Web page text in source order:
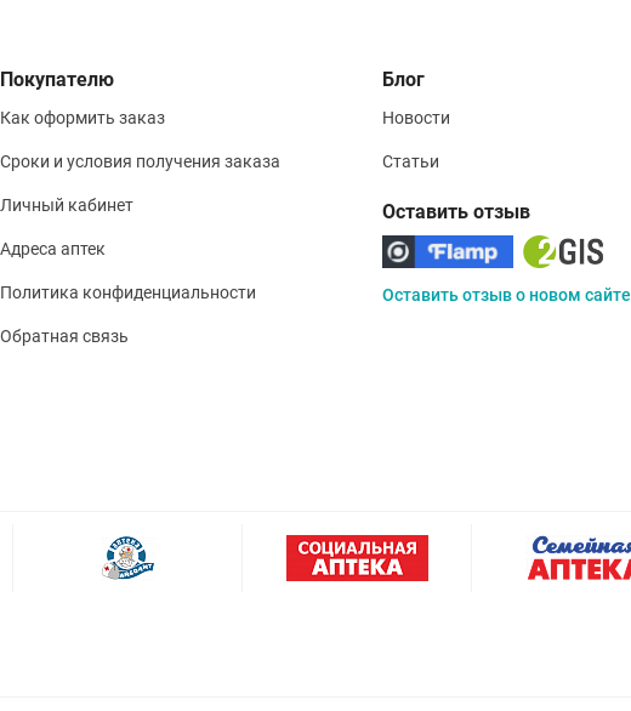
Покупателю
Как оформить заказ
Сроки и условия получения заказа
Личный кабинет
Адреса аптек
Политика конфиденциальности
Обратная связь
Блог
Новости
Статьи
Оставить отзыв
Оставить отзыв о новом сайте